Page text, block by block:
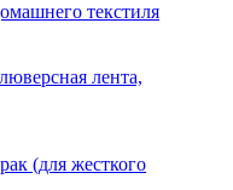
текстиля
лента,
(для жесткого